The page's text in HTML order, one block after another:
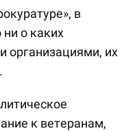
в
ни о каких
организациями, их
к ветеранам,